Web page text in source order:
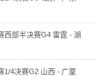
西部半决赛G4 雷霆 - 湖
1/4决赛G2 山西 - 广厦